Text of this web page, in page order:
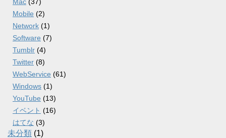
Mobile (2)
Network (1)
Software (7)
Tumblr (4)
Twitter (8)
WebService (61)
Windows (1)
YouTube (13)
イベント (16)
はてな (3)
未分類 (1)